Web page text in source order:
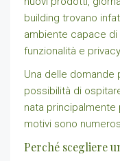
building trovano
ambiente capace
funzionalità e
Una delle domande
possibilità di
nata principalmente
motivi sono
Perché scegliere